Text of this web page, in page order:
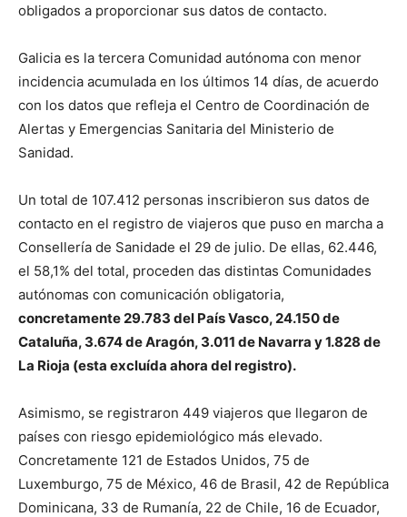
obligados a proporcionar sus datos de contacto.
Galicia es la tercera Comunidad autónoma con menor
incidencia acumulada en los últimos 14 días, de acuerdo
con los datos que refleja el Centro de Coordinación de
Alertas y Emergencias Sanitaria del Ministerio de
Sanidad.
Un total de 107.412 personas inscribieron sus datos de
contacto en el registro de viajeros que puso en marcha a
Consellería de Sanidade el 29 de julio. De ellas, 62.446,
el 58,1% del total, proceden das distintas Comunidades
autónomas con comunicación obligatoria,
concretamente 29.783 del País Vasco, 24.150 de
Cataluña, 3.674 de Aragón, 3.011 de Navarra y 1.828 de
La Rioja (esta excluída ahora del registro).
Asimismo, se registraron 449 viajeros que llegaron de
países con riesgo epidemiológico más elevado.
Concretamente 121 de Estados Unidos, 75 de
Luxemburgo, 75 de México, 46 de Brasil, 42 de República
Dominicana, 33 de Rumanía, 22 de Chile, 16 de Ecuador,